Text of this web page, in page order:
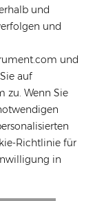
und
und
und
auf
zu. Wenn Sie
Richtlinie für
in
Long,
7,